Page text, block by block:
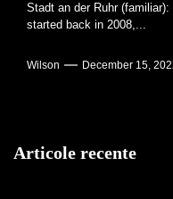
Stadt an der Ruhr
started back in 2008,...
Wilson December 15,
Articole recente